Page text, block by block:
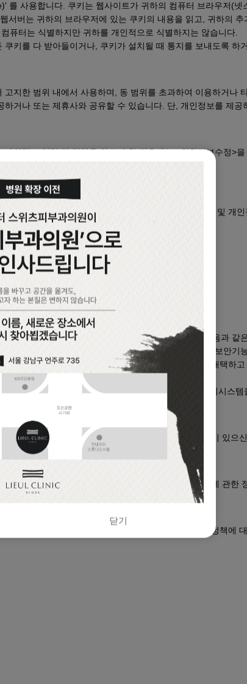
사용합니다. 쿠키는 웹사이트가 귀하의 컴퓨터 브라우저(넷
버는 귀하의 브라우저에 있는 쿠키의 내용을 읽고, 귀하의
퓨터는 식별하지만 귀하를 개인적으로 식별하지는 않습니다.
키를 다 받아들이거나, 쿠키가 설치될 때 통지를 보내도록 하
지한 범위 내에서 사용하며, 동 범위를 초과하여 이용하거나
거나 또는 제휴사와 공유할 수 있습니다. 단, 개인정보를 제공
인정보 열람 및 정정을 하고자 할 경우에는 <회원정보수정>
보를 이용하지 않습니다.
언제든지 철회할 수 있습니다. 동의철회는 웹사이트 및 개
파기됩니다.
습니다.
, 변조 또는 훼손되지 않도록 안전성 확보를 위하여 다음과 같
잠금기능(Lock)을 사용하여 중요한 데이터는 별도의 보안기
정보를 안전하게 전송할 수 있는 인증 및 보안장치를 채택하
단하는 장치를 이용하고 있으며, 각 서버마다 침입탐지시스
창구를 개설하고 있습니다. 개인정보와 관련한 불만이 있으
다.
부모의 동의 없이 제3자와 공유하지 않으며 사용자에 관한
정보정책 담당 관리책임자를 지정하고 있습니다. 본 정책에
닫기